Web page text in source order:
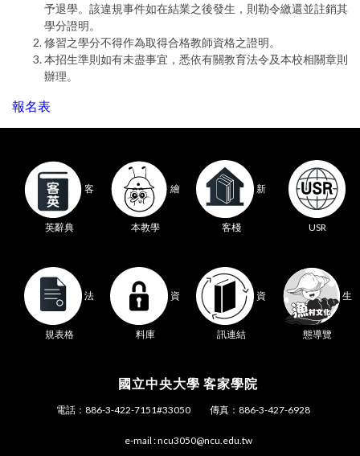
予退學。該違規事件如在結業之後發生，則勒令繳還並註銷其
學分證明。
修習之學分不得作為取得合格教師資格之證明。
本招生準則如有未盡事宜，悉依有關教育法令及本校相關章則
辦理。
報名表
客
英辭典
繪
本教學
新
客棧 USR
法
規表格
資
料庫
資
訊連結
生
態導覽
國立中央大學 客家學院
電話：886-3-422-7151#33050 傳真：886-3-427-6928
e-mail : ncu3050@ncu.edu.tw